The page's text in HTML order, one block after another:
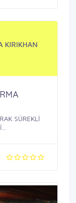
KIRIKHAN
SÜREKLİ